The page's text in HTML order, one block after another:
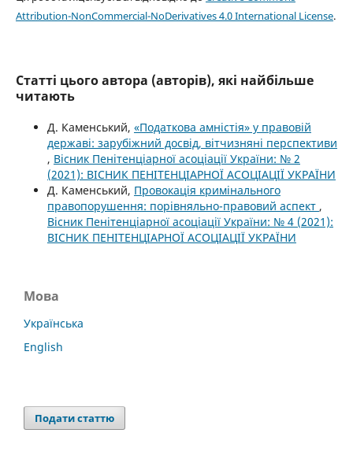
Attribution-NonCommercial-NoDerivatives 4.0 International License.
Статті цього автора (авторів), які найбільше
читають
Д. Каменський, «Податкова амністія» у правовій
державі: зарубіжний досвід, вітчизняні перспективи
, Вісник Пенітенціарної асоціації України: № 2
(2021): ВІСНИК ПЕНІТЕНЦІАРНОЇ АСОЦІАЦІЇ УКРАЇНИ
Д. Каменський, Провокація кримінального
правопорушення: порівняльно-правовий аспект ,
Вісник Пенітенціарної асоціації України: № 4 (2021):
ВІСНИК ПЕНІТЕНЦІАРНОЇ АСОЦІАЦІЇ УКРАЇНИ
Мова
Українська
English
Подати статтю